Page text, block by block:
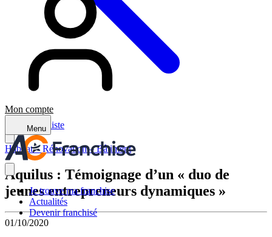
Mon compte
Menu
Je trouve ma franchise
Actualités
Devenir franchisé
Retour à la liste
Habitat – Rénovation – Bâtiment
Aquilus : Témoignage d’un « duo de
jeunes entrepreneurs dynamiques »
01/10/2020